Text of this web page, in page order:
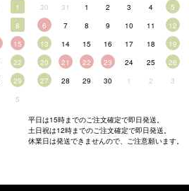
1
8
15
22
29
5
30
31 1 2 3 4
5
6
7 8 9 10 11
12
13
14 15 16 17 18
19
20
21 22 23 24 25
26
27
28 29 30 1 2 3
平日は15時までのご注文確定で即日発送。
土日祝は12時までのご注文確定で即日発送。
休業日は発送できませんので、ご注意願います。